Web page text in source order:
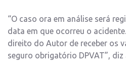
“O caso ora em análise será
data em que ocorreu o
direito do Autor de receber os
seguro obrigatório DPVAT”, diz